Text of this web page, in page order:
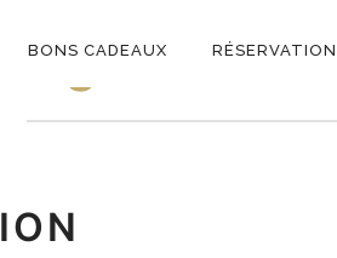
BONS CADEAUX RÉSERVATION
Ages